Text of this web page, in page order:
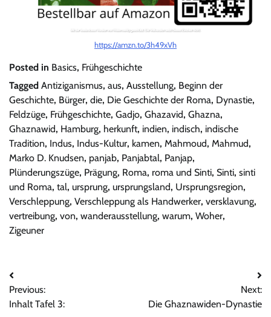
https://amzn.to/3h49xVh
Posted in Basics, Frühgeschichte
Tagged Antiziganismus, aus, Ausstellung, Beginn der
Geschichte, Bürger, die, Die Geschichte der Roma, Dynastie,
Feldzüge, Frühgeschichte, Gadjo, Ghazavid, Ghazna,
Ghaznawid, Hamburg, herkunft, indien, indisch, indische
Tradition, Indus, Indus-Kultur, kamen, Mahmoud, Mahmud,
Marko D. Knudsen, panjab, Panjabtal, Panjap,
Plünderungszüge, Prägung, Roma, roma und Sinti, Sinti, sinti
und Roma, tal, ursprung, ursprungsland, Ursprungsregion,
Verschleppung, Verschleppung als Handwerker, versklavung,
vertreibung, von, wanderausstellung, warum, Woher,
Zigeuner
Beitrags-
Navigation
Previous:
Inhalt Tafel 3:
Next:
Die Ghaznawiden-Dynastie